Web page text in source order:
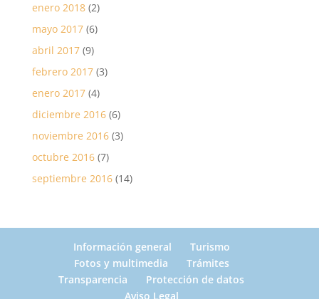
enero 2018(2)
mayo 2017(6)
abril 2017(9)
febrero 2017(3)
enero 2017(4)
diciembre 2016(6)
noviembre 2016(3)
octubre 2016(7)
septiembre 2016(14)
Información general
Turismo
Fotos y multimedia
Trámites
Transparencia
Protección de datos
Aviso Legal